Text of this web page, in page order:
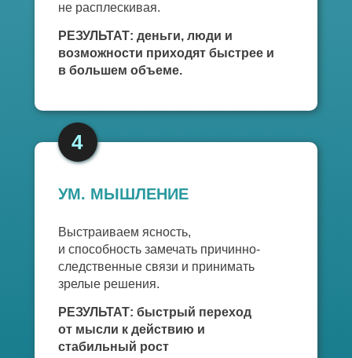
УМ. МЫШЛЕНИЕ
не расплескивая.
Выстраиваем ясность,
и способность замечать причинно-
следственные связи и принимать
зрелые решения.
РЕЗУЛЬТАТ: деньги, люди и
возможности приходят быстрее и
в большем объеме.
РЕЗУЛЬТАТ: быстрый переход
от мысли к действию и
стабильный рост
4